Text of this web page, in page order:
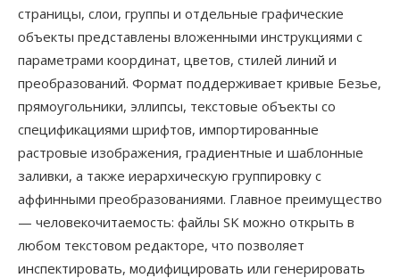
страницы, слои, группы и отдельные графические
объекты представлены вложенными инструкциями с
параметрами координат, цветов, стилей линий и
преобразований. Формат поддерживает кривые Безье,
прямоугольники, эллипсы, текстовые объекты со
спецификациями шрифтов, импортированные
растровые изображения, градиентные и шаблонные
заливки, а также иерархическую группировку с
аффинными преобразованиями. Главное преимущество
— человекочитаемость: файлы SK можно открыть в
любом текстовом редакторе, что позволяет
инспектировать, модифицировать или генерировать